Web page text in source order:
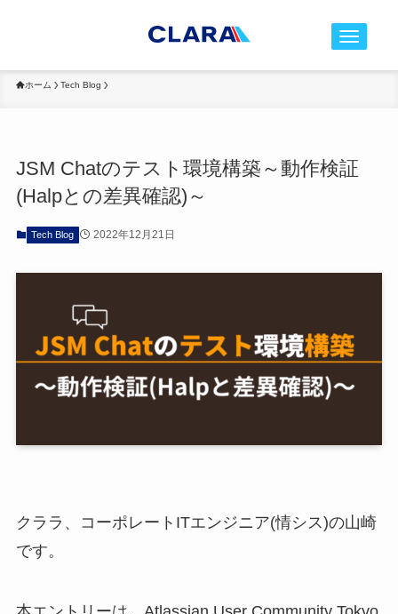
t
n
o
ホーム Tech Blog
JSM Chatのテスト環境構築～動作検証
(Halpとの差異確認)～
Tech Blog 2022年12月21日
クララ、コーポレートITエンジニア(情シス)の山崎
です。